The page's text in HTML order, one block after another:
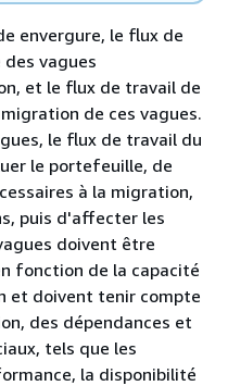
envergure, le flux de
vagues
et le flux de travail de
de ces vagues.
le flux de travail du
le portefeuille, de
à la migration,
puis d'affecter les
doivent être
fonction de la capacité
et doivent tenir compte
des dépendances et
tels que les
la disponibilité